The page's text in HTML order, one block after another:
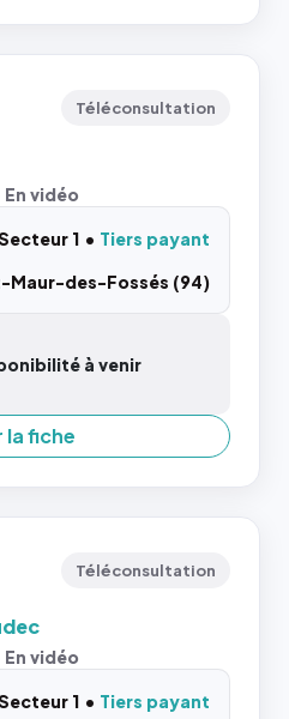
Téléconsultation
vidéo
1
Tiers payant
Maur-des-Fossés (94)
à venir
la fiche
Téléconsultation
vidéo
1
Tiers payant